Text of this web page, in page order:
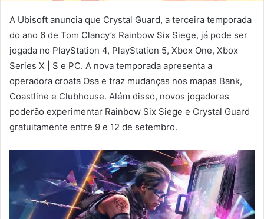
A Ubisoft anuncia que Crystal Guard, a terceira temporada
do ano 6 de Tom Clancy’s Rainbow Six Siege, já pode ser
jogada no PlayStation 4, PlayStation 5, Xbox One, Xbox
Series X | S e PC. A nova temporada apresenta a
operadora croata Osa e traz mudanças nos mapas Bank,
Coastline e Clubhouse. Além disso, novos jogadores
poderão experimentar Rainbow Six Siege e Crystal Guard
gratuitamente entre 9 e 12 de setembro.